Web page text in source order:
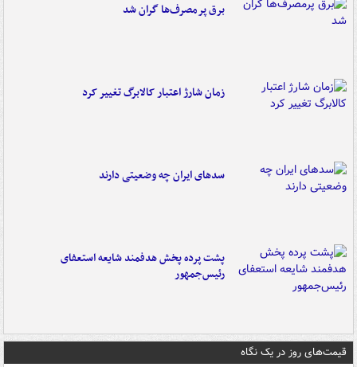
برق پرمصرف‌ها گران شد
زمان شارژ اعتبار کالابرگ تغییر کرد
سدهای ایران چه وضعیتی دارند
پشت پرده پخش هدفمند شایعه استعفای
رئیس‌جمهور
قیمت‌های روز در یک نگاه